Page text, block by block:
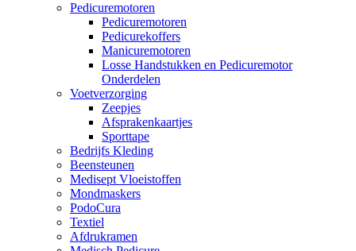
Pedicuremotoren
Pedicuremotoren
Pedicurekoffers
Manicuremotoren
Losse Handstukken en Pedicuremotor
Onderdelen
Voetverzorging
Zeepjes
Afsprakenkaartjes
Sporttape
Bedrijfs Kleding
Beensteunen
Medisept Vloeistoffen
Mondmaskers
PodoCura
Textiel
Afdrukramen